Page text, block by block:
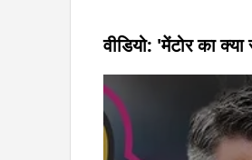
वीडियो: 'मेंटोर का